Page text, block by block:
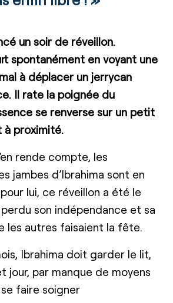
un soir de réveillon.
spontanément en voyant une
à déplacer un jerrycan
Il rate la poignée du
se renverse sur un petit
à proximité.
rende compte, les
jambes d’Ibrahima sont en
lui, ce réveillon a été le
son indépendance et sa
les autres faisaient la fête.
Ibrahima doit garder le lit,
jour, par manque de moyens
faire soigner